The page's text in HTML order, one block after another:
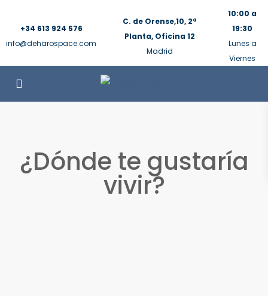
+34 613 924 576
info@deharospace.com
C. de Orense,10, 2ª
Planta, Oficina 12
Madrid
10:00 a
19:30
Lunes a
Viernes
¿Dónde te gustaría
vivir?